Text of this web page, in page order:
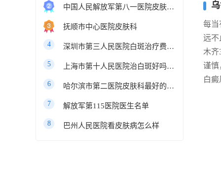
中国人民解放军第八一医院皮肤科最好的医生
抚顺市中心医院皮肤科
4 深圳市第三人民医院白斑治疗费用多少
5 上海市第十人民医院治白斑好吗知乎
6 哈尔滨市第二医院皮肤科最好的医生
7 解放军第115医院医生名单
8 巴州人民医院看皮肤病怎么样
每当
远不
木齐
谨慎
白